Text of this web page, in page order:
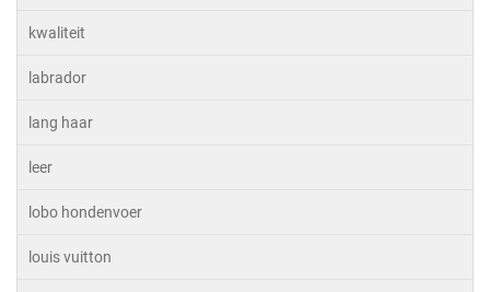
kwaliteit
labrador
lang haar
leer
lobo hondenvoer
louis vuitton